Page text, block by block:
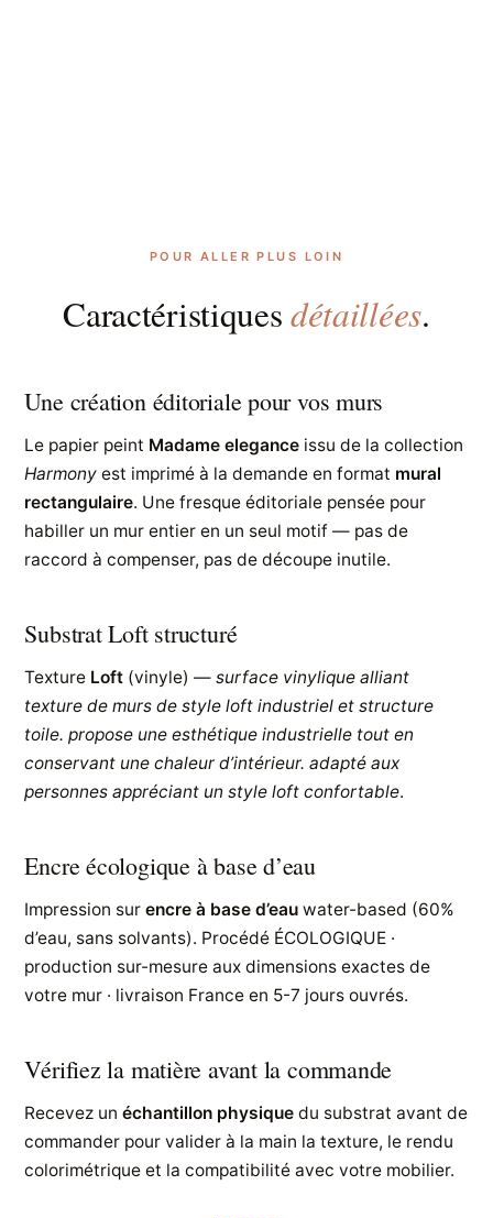
POUR ALLER PLUS LOIN
Caractéristiquesdétaillées.
Une création éditoriale pour vos murs
Le papier peint Madame elegance issu de la collection
Harmony est imprimé à la demande en format mural
rectangulaire. Une fresque éditoriale pensée pour
habiller un mur entier en un seul motif — pas de
raccord à compenser, pas de découpe inutile.
Substrat Loft structuré
Texture Loft (vinyle) —surface vinylique alliant
texture de murs de style loft industriel et structure
toile. propose une esthétique industrielle tout en
conservant une chaleur d’intérieur. adapté aux
personnes appréciant un style loft confortable.
Encre écologique à base d’eau
Impression surencre à base d’eau water-based (60%
d’eau, sans solvants). Procédé ÉCOLOGIQUE ·
production sur-mesure aux dimensions exactes de
votre mur · livraison France en 5-7 jours ouvrés.
Vérifiez la matière avant la commande
Recevez unéchantillon physique du substrat avant de
commander pour valider à la main la texture, le rendu
colorimétrique et la compatibilité avec votre mobilier.